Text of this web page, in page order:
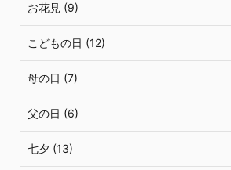
お花見 (9)
こどもの日 (12)
母の日 (7)
父の日 (6)
七夕 (13)